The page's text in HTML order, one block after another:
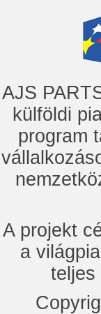
AJS
külföldi
program
A projekt
a
teljes